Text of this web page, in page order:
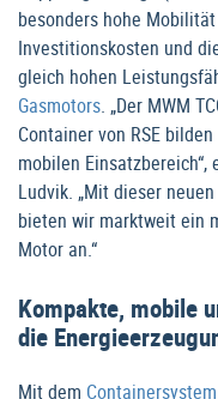
besonders hohe
Investitionskosten und
gleich hohen
Gasmotors. „Der MWM
Container von RSE
mobilen
Ludvik. „Mit dieser
bieten wir marktweit ein
Motor an.“
Kompakte, mobile
die
Mit dem Containersystem